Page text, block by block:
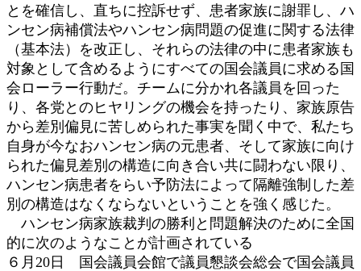
とを確信し、直ちに控訴せず、患者家族に謝罪し、ハ
ンセン病補償法やハンセン病問題の促進に関する法律
（基本法）を改正し、それらの法律の中に患者家族も
対象として含めるようにすべての国会議員に求める国
会ローラー行動だ。チームに分かれ各議員を回った
り、各党とのヒヤリングの機会を持ったり、家族原告
から差別偏見に苦しめられた事実を聞く中で、私たち
自身が今なおハンセン病の元患者、そして家族に向け
られた偏見差別の構造に向き合い共に闘わない限り、
ハンセン病患者をらい予防法によって隔離強制した差
別の構造はなくならないということを強く感じた。
ハンセン病家族裁判の勝利と問題解決のために全国
的に次のようなことが計画されている
６月20日 国会議員会館で議員懇談会総会で国会議員